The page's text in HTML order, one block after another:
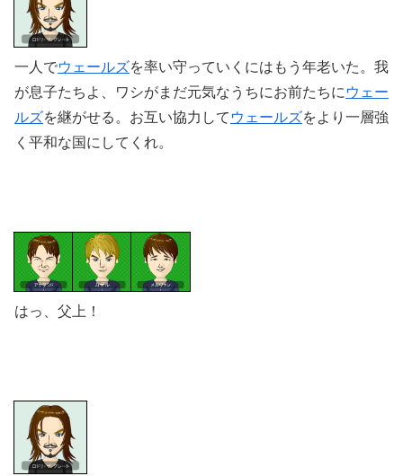
一人でウェールズを率い守っていくにはもう年老いた。我
が息子たちよ、
ワシがまだ元気なうちにお前たちにウェー
ルズを継がせる。お互い協力して ウェールズをより一層強
く平和な国にしてくれ。
はっ、父上！